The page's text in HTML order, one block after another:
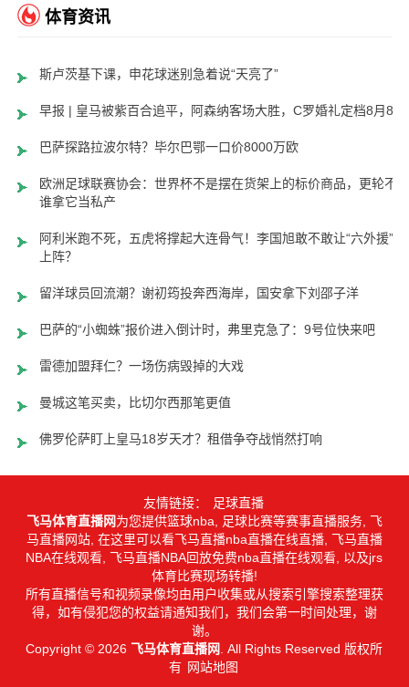
体育资讯
斯卢茨基下课，申花球迷别急着说“天亮了”
早报 | 皇马被紫百合追平，阿森纳客场大胜，C罗婚礼定档8月8日
巴萨探路拉波尔特？毕尔巴鄂一口价8000万欧
欧洲足球联赛协会：世界杯不是摆在货架上的标价商品，更轮不到
谁拿它当私产
阿利米跑不死，五虎将撑起大连骨气！李国旭敢不敢让“六外援”齐
上阵？
留洋球员回流潮？谢初筠投奔西海岸，国安拿下刘邵子洋
巴萨的“小蜘蛛”报价进入倒计时，弗里克急了：9号位快来吧
雷德加盟拜仁？一场伤病毁掉的大戏
曼城这笔买卖，比切尔西那笔更值
佛罗伦萨盯上皇马18岁天才？租借争夺战悄然打响
友情链接：
足球直播
飞马体育直播网为您提供篮球nba, 足球比赛等赛事直播服务, 飞
马直播网站, 在这里可以看飞马直播nba直播在线直播, 飞马直播
NBA在线观看, 飞马直播NBA回放免费nba直播在线观看, 以及jrs
体育比赛现场转播!
所有直播信号和视频录像均由用户收集或从搜索引擎搜索整理获
得，如有侵犯您的权益请通知我们，我们会第一时间处理，谢
谢。
Copyright © 2026 飞马体育直播网
. All Rights Reserved 版权所
有 网站地图